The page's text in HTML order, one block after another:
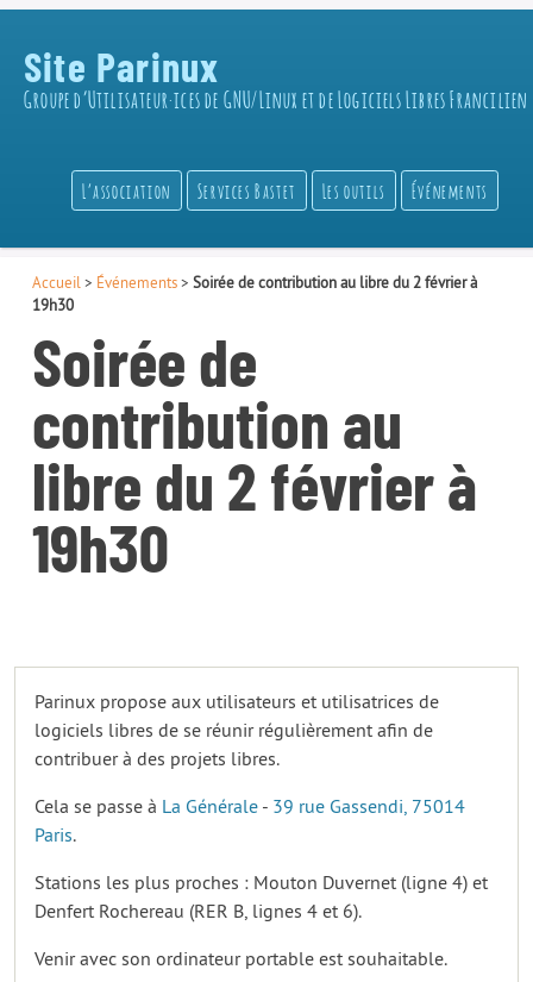
Site Parinux
Groupe d’Utilisateur·ices de GNU/Linux et de Logiciels Libres Francilien
L’association Services Bastet Les outils Événements
Accueil > Événements> Soirée de contribution au libre du 2 février à
19h30
Soirée de
contribution au
libre du 2 février à
19h30
Parinux propose aux utilisateurs et utilisatrices de
logiciels libres de se réunir régulièrement afin de
contribuer à des projets libres.
Cela se passe à La Générale - 39 rue Gassendi, 75014
Paris.
Stations les plus proches : Mouton Duvernet (ligne 4) et
Denfert Rochereau (RER B, lignes 4 et 6).
Venir avec son ordinateur portable est souhaitable.